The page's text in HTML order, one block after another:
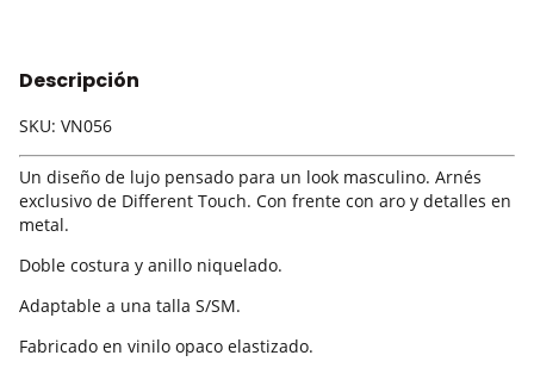
Descripción
SKU: VN056
Un diseño de lujo pensado para un look masculino. Arnés
exclusivo de Different Touch. Con frente con aro y detalles en
metal.
Doble costura y anillo niquelado.
Adaptable a una talla S/SM.
Fabricado en vinilo opaco elastizado.